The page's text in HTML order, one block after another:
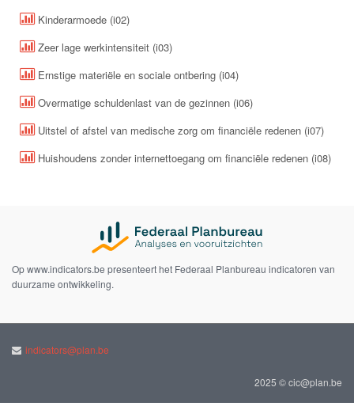
Kinderarmoede (i02)
Zeer lage werkintensiteit (i03)
Ernstige materiële en sociale ontbering (i04)
Overmatige schuldenlast van de gezinnen (i06)
Uitstel of afstel van medische zorg om financiële redenen (i07)
Huishoudens zonder internettoegang om financiële redenen (i08)
Op www.indicators.be presenteert het Federaal Planbureau indicatoren van
duurzame ontwikkeling.
indicators@plan.be
2025 © cic@plan.be